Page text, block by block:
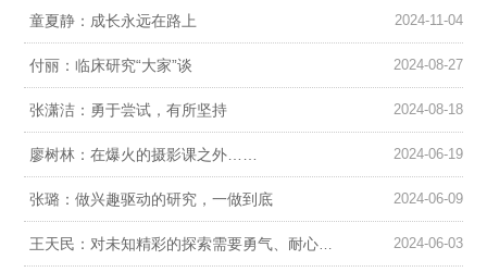
童夏静：成长永远在路上 2024-11-04
付丽：临床研究“大家”谈 2024-08-27
张潇洁：勇于尝试，有所坚持 2024-08-18
廖树林：在爆火的摄影课之外…… 2024-06-19
张璐：做兴趣驱动的研究，一做到底 2024-06-09
王天民：对未知精彩的探索需要勇气、耐心和好奇 2024-06-03